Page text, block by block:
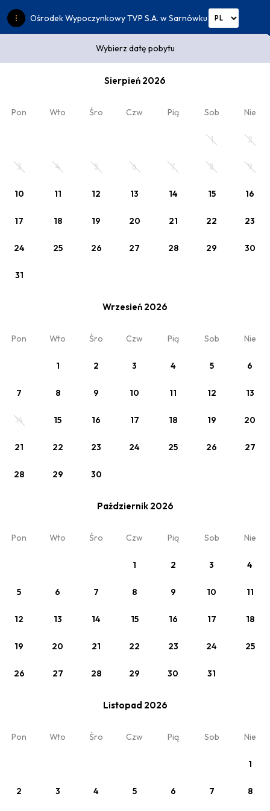
Ośrodek Wypoczynkowy TVP S.A. w Sarnówku
Wybierz datę pobytu
Sierpień 2026
Pon Wto Śro Czw Pią Sob Nie
1 2
3 4 5 6 7 8 9
10 11 12 13 14 15 16
17 18 19 20 21 22 23
24 25 26 27 28 29 30
31
Wrzesień 2026
Pon Wto Śro Czw Pią Sob Nie
1 2 3 4 5 6
7 8 9 10 11 12 13
14 15 16 17 18 19 20
21 22 23 24 25 26 27
28 29 30
Październik 2026
Pon Wto Śro Czw Pią Sob Nie
1 2 3 4
5 6 7 8 9 10 11
12 13 14 15 16 17 18
19 20 21 22 23 24 25
26 27 28 29 30 31
Listopad 2026
Pon Wto Śro Czw Pią Sob Nie
1
2 3 4 5 6 7 8
Wybierz datę lub jeden z poniższych cenników.
Poza sezonem 2026
Wakacje 2026
Zobacz